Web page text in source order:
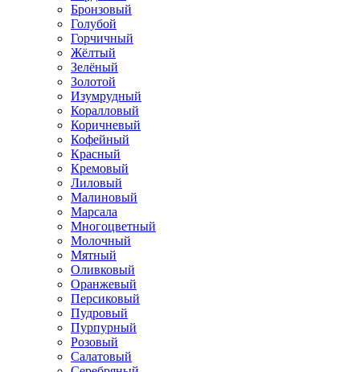
Бронзовый
Голубой
Горчичный
Жёлтый
Зелёный
Золотой
Изумрудный
Коралловый
Коричневый
Кофейный
Красный
Кремовый
Лиловый
Малиновый
Марсала
Многоцветный
Молочный
Мятный
Оливковый
Оранжевый
Персиковый
Пудровый
Пурпурный
Розовый
Салатовый